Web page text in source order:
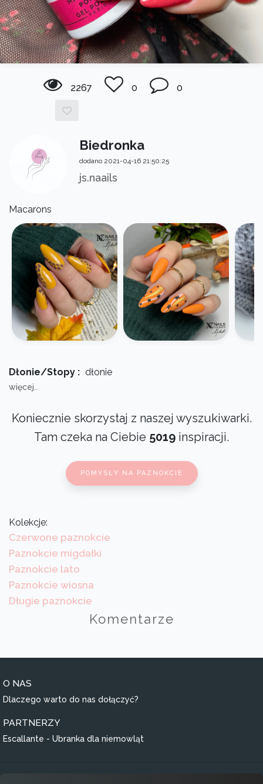
2267 0 0
Biedronka
dodano 2021-04-16 21:50:25
js.naails
Macarons
Dłonie/Stopy : dłonie
więcej..
Koniecznie skorzystaj z naszej wyszukiwarki.
Tam czeka na Ciebie 5019 inspiracji.
POMYSŁY NA PAZNOKCIE
Kolekcje:
Czerwone paznokcie
Paznokcie migdałki
Paznokcie lato
Paznokcie wiosna
Długie paznokcie
Komentarze
O NAS
Dlaczego warto do nas dołączyć?
PARTNERZY
Escallante - Ubranka dla niemowląt